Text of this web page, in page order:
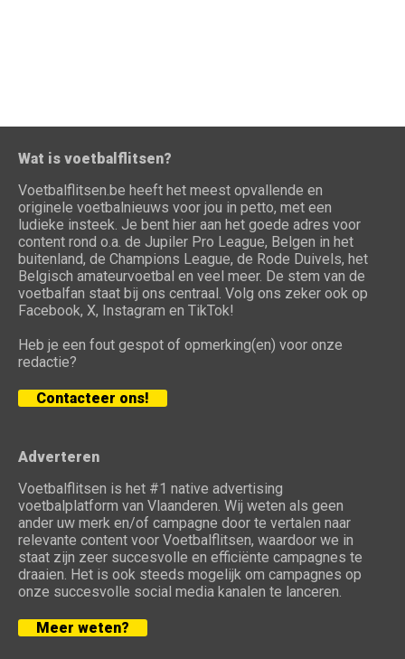
Wat is voetbalflitsen?
Voetbalflitsen.be heeft het meest opvallende en
originele voetbalnieuws voor jou in petto, met een
ludieke insteek. Je bent hier aan het goede adres voor
content rond o.a. de Jupiler Pro League, Belgen in het
buitenland, de Champions League, de Rode Duivels, het
Belgisch amateurvoetbal en veel meer. De stem van de
voetbalfan staat bij ons centraal. Volg ons zeker ook op
Facebook, X, Instagram en TikTok!
Heb je een fout gespot of opmerking(en) voor onze
redactie?
Contacteer ons!
Adverteren
Voetbalflitsen is het #1 native advertising
voetbalplatform van Vlaanderen. Wij weten als geen
ander uw merk en/of campagne door te vertalen naar
relevante content voor Voetbalflitsen, waardoor we in
staat zijn zeer succesvolle en efficiënte campagnes te
draaien. Het is ook steeds mogelijk om campagnes op
onze succesvolle social media kanalen te lanceren.
Meer weten?